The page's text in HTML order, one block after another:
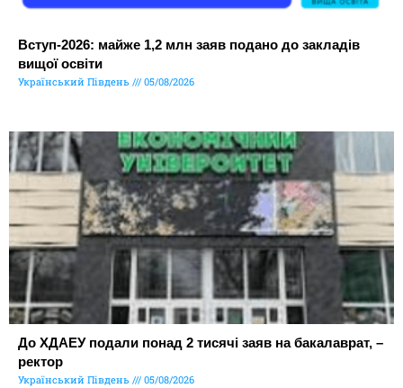
Вступ-2026: майже 1,2 млн заяв подано до закладів
вищої освіти
Український Південь 05/08/2026
До ХДАЕУ подали понад 2 тисячі заяв на бакалаврат, –
ректор
Український Південь 05/08/2026